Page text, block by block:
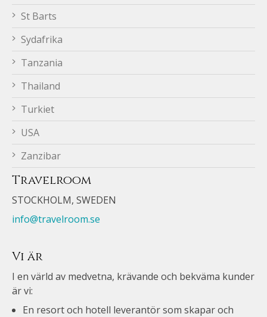
St Barts
Sydafrika
Tanzania
Thailand
Turkiet
USA
Zanzibar
Travelroom
STOCKHOLM, SWEDEN
info@travelroom.se
Vi är
I en värld av medvetna, krävande och bekväma kunder
är vi:
En resort och hotell leverantör som skapar och